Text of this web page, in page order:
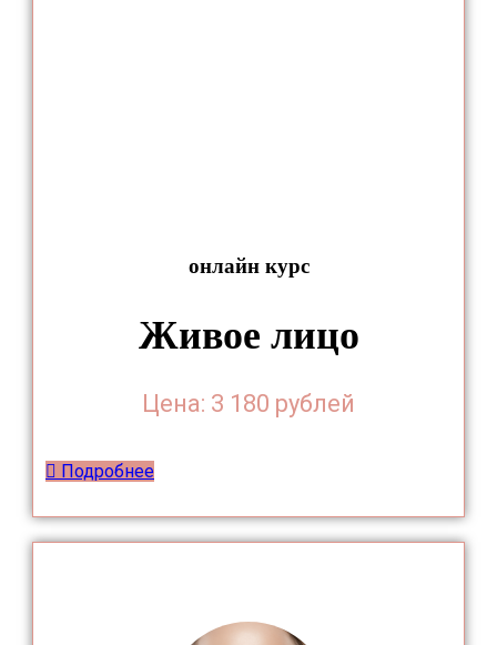
онлайн курс
Живое лицо
Цена: 3 180 рублей
Подробнее